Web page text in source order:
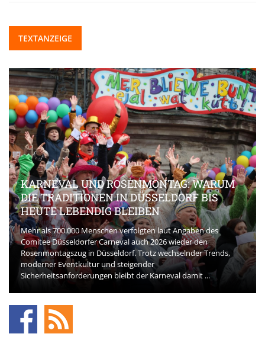
TEXTANZEIGE
KARNEVAL UND ROSENMONTAG: WARUM
DIE TRADITIONEN IN DÜSSELDORF BIS
HEUTE LEBENDIG BLEIBEN
Mehr als 700.000 Menschen verfolgten laut Angaben des
Comitee Düsseldorfer Carneval auch 2026 wieder den
Rosenmontagszug in Düsseldorf. Trotz wechselnder Trends,
moderner Eventkultur und steigender
Sicherheitsanforderungen bleibt der Karneval damit ...